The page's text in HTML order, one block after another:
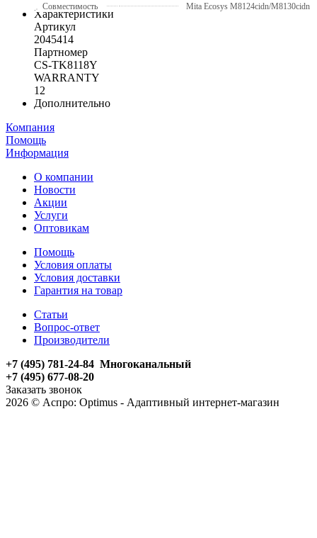
Совместимость Mita Ecosys M8124cidn/M8130cidn
Характеристики
Артикул
2045414
Партномер
CS-TK8118Y
WARRANTY
12
Дополнительно
Компания
Помощь
Информация
О компании
Новости
Акции
Услуги
Оптовикам
Помощь
Условия оплаты
Условия доставки
Гарантия на товар
Статьи
Вопрос-ответ
Производители
+7 (495) 781-24-84 Многоканальный
+7 (495) 677-08-20
Заказать звонок
2026 © Аспро: Optimus - Адаптивный интернет-магазин